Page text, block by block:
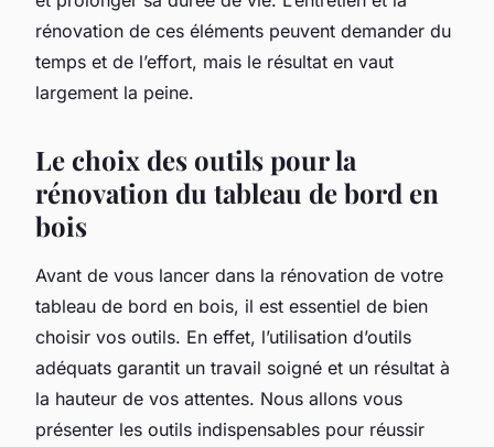
rénovation de ces éléments peuvent demander du
temps et de l’effort, mais le résultat en vaut
largement la peine.
Le choix des outils pour la
rénovation du tableau de bord en
bois
Avant de vous lancer dans la rénovation de votre
tableau de bord en bois, il est essentiel de bien
choisir vos outils. En effet, l’utilisation d’outils
adéquats garantit un travail soigné et un résultat à
la hauteur de vos attentes. Nous allons vous
présenter les outils indispensables pour réussir